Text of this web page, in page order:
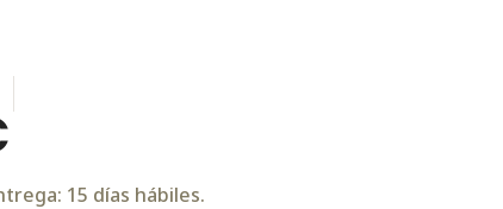
15 días hábiles.